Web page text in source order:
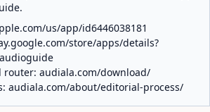
us/app/id6446038181
store/apps/details?
router: audiala.com/download/
audiala.com/about/editorial-process/